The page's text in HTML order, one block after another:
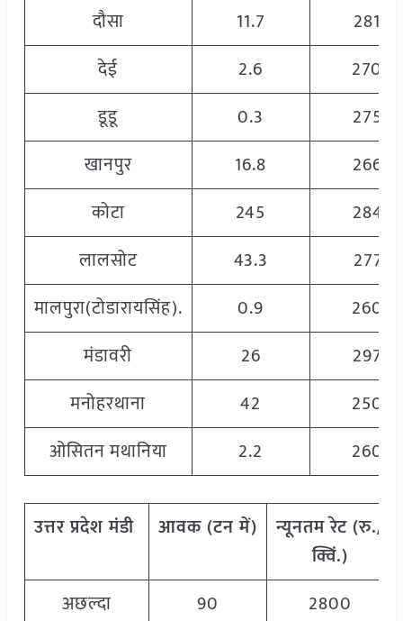
दौसा 11.7
2810
देई
2.6
2700
डूडू
0.3
2750
खानपुर
16.8
2660
कोटा
245
2845
लालसोट
43.3
2775
मालपुरा(टोडारायसिंह).
0.9
2600
मंडावरी
26
2970
मनोहरथाना
42
2500
ओसितन मथानिया
2.2 2600
उत्तरप्रदेशमंडी आवक(टनमें) न्यूनतमरेट(रु./
क्विं.)
अछल्दा 90
2800